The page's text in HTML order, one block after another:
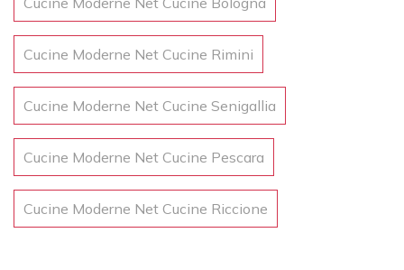
Cucine Moderne Net Cucine Rimini
Cucine Moderne Net Cucine Senigallia
Cucine Moderne Net Cucine Pescara
Cucine Moderne Net Cucine Riccione